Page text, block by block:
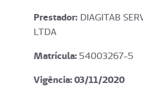
Prestador: DIAGITAB
LTDA
Matrícula:54003267-5
Vigência: 03/11/2020